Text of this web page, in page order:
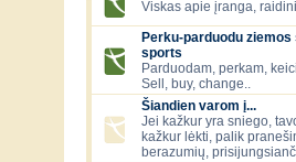
Viskas apie įranga,
Perku-parduodu
sports
Parduodam, perkam,
Sell, buy, change..
Šiandien varom į...
Jei kažkur yra sniego,
kažkur lėkti, palik
berazumių,